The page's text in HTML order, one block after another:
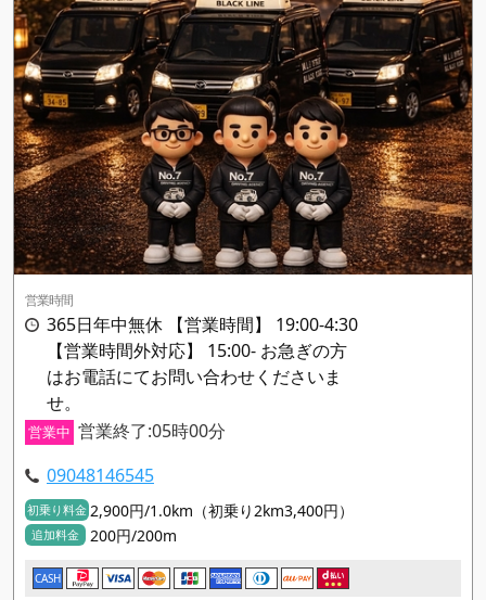
営業時間
365日年中無休 【営業時間】 19:00-4:30
【営業時間外対応】 15:00- お急ぎの方
はお電話にてお問い合わせくださいま
せ。
営業中 営業終了:05時00分
09048146545
初乗り料金 2,900円/1.0km（初乗り2km3,400円）
追加料金 200円/200m
CASH